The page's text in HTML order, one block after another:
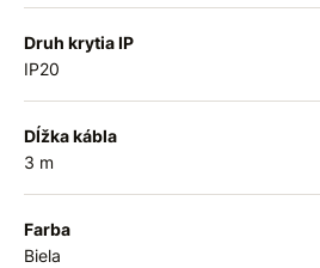
Druh krytia IP
IP20
Dĺžka kábla
3 m
Farba
Biela